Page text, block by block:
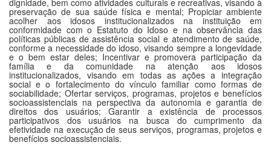
dignidade, bem como atividades culturais e recreativas, visando à
preservação de sua saúde física e mental; Propiciar ambiente
acolher aos idosos institucionalizados na instituição em
conformidade com o Estatuto do Idoso e na observância das
políticas públicas de assistência social e atendimento de saúde,
conforme a necessidade do idoso, visando sempre a longevidade
e o bem estar deles; Incentivar e promovera participação da
família e da comunidade na atenção aos idosos
institucionalizados, visando em todas as ações a integração
social e o fortalecimento do vínculo familiar como formas de
sociabilidade; Ofertar serviços, programas, projetos e benefícios
socioassistenciais na perspectiva da autonomia e garantia de
direitos dos usuários; Garantir a existência de processos
participativos dos usuários na busca do cumprimento da
efetividade na execução de seus serviços, programas, projetos e
benefícios socioassistenciais.